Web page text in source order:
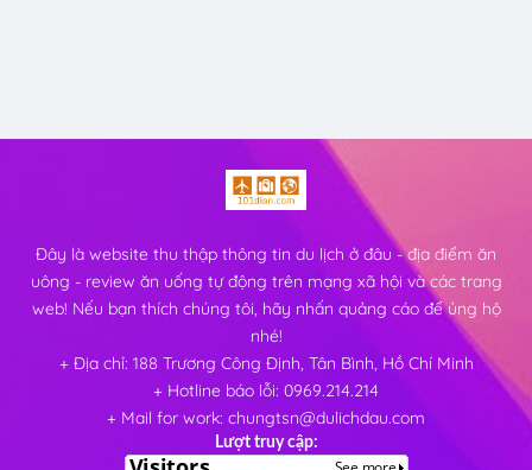
Đây là website thu thập thông tin du lịch ở đâu - địa điểm ăn
uông - review ăn uống tự động trên mạng xã hội và các trang
web! Nếu bạn thích chúng tôi, hãy nhấn quảng cáo để ủng hộ
nhé!
+ Địa chỉ: 188 Trương Công Định, Tân Bình, Hồ Chí Minh
+ Hotline báo lỗi: 0969.214.214
+ Mail for work: chungtsn@dulichdau.com
Lượt truy cập: